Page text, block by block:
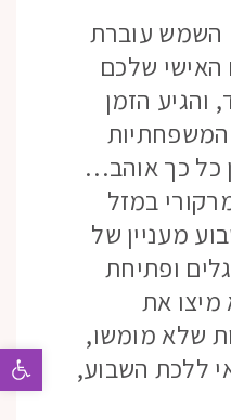
השמש עוברת
שלכם
והגיע הזמן
כל כך אוהב…
במזל
מעניין של
ופתיחת
מיצו את
שלא מומשו,
ללכת השבוע,